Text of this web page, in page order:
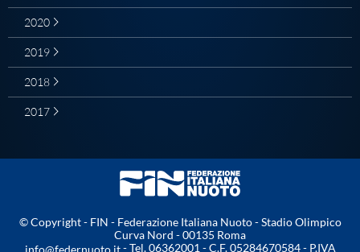
GUG
Scuole Nuoto
Propaganda
Area Legislativa
2020
2019
2018
2017
© Copyright - FIN - Federazione Italiana Nuoto - Stadio Olimpico
Curva Nord - 00135 Roma
info@federnuoto.it- Tel. 06362001 - C.F. 05284670584 - P.IVA